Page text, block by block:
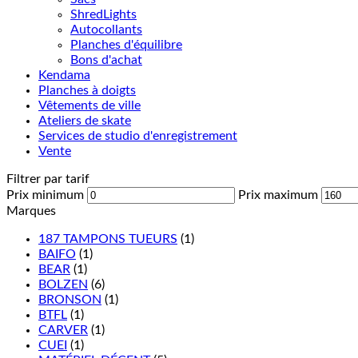
ShredLights
Autocollants
Planches d'équilibre
Bons d'achat
Kendama
Planches à doigts
Vêtements de ville
Ateliers de skate
Services de studio d'enregistrement
Vente
Filtrer par tarif
Prix minimum
Prix maximum
Marques
187 TAMPONS TUEURS (1)
BAIFO (1)
BEAR (1)
BOLZEN (6)
BRONSON (1)
BTFL (1)
CARVER (1)
CUEI (1)